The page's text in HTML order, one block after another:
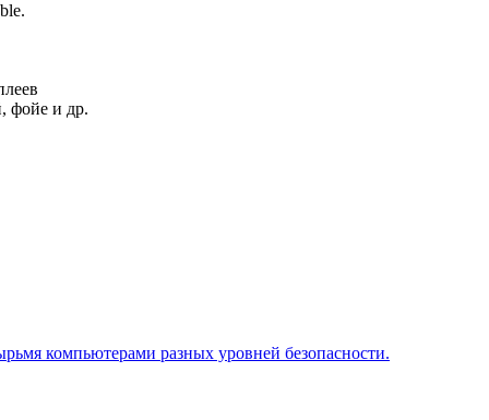
фойе и др.
компьютерами разных уровней безопасности.